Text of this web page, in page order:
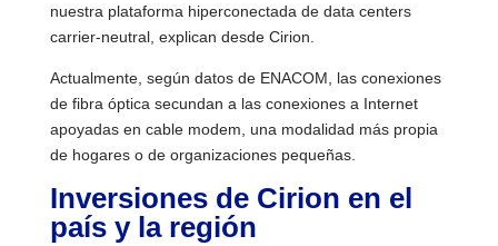
nuestra plataforma hiperconectada de data centers
carrier-neutral, explican desde Cirion.
Actualmente, según datos de ENACOM, las conexiones
de fibra óptica secundan a las conexiones a Internet
apoyadas en cable modem, una modalidad más propia
de hogares o de organizaciones pequeñas.
Inversiones de Cirion en el
país y la región